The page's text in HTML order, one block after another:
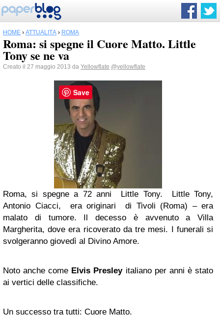
HOME › ATTUALITÀ › ROMA
Roma: si spegne il Cuore Matto. Little
Tony se ne va
Creato il 27 maggio 2013 da Yellowflate @yellowflate
Roma, si spegne a 72 anni Little Tony. Little Tony,
Antonio Ciacci, era originari di Tivoli (Roma) – era
malato di tumore. Il decesso è avvenuto a Villa
Margherita, dove era ricoverato da tre mesi. I funerali si
svolgeranno giovedì al Divino Amore.
Noto anche come Elvis Presleyitaliano per anni è stato
ai vertici delle classifiche.
Un successo tra tutti: Cuore Matto.
Save